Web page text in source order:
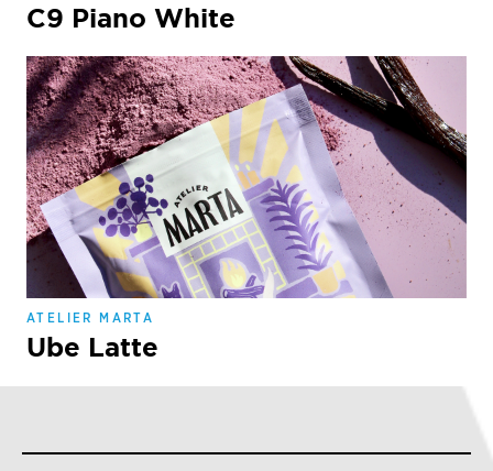
C9 Piano White
ATELIER MARTA
Ube Latte